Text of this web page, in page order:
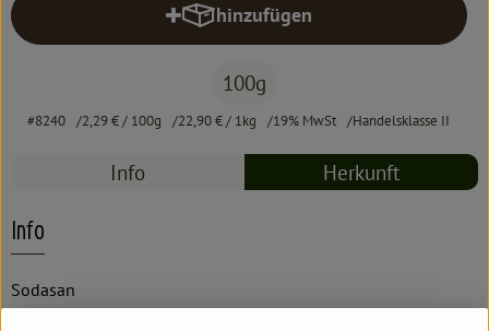
hinzufügen
Produkt zum Warenkorb
100g
#8240 2,29 €/ 100g 22,90 €/ 1kg 19% MwSt Handelsklasse II
Info Herkunft
Info
Sodasan